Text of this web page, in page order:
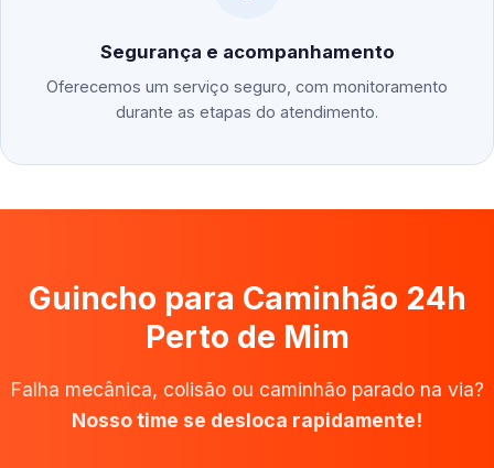
Segurança e acompanhamento
Oferecemos um serviço seguro, com monitoramento
durante as etapas do atendimento.
Guincho para Caminhão 24h
Perto de Mim
Falha mecânica, colisão ou caminhão parado na via?
Nosso time se desloca rapidamente!